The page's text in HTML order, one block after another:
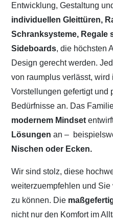
Entwicklung, Gestaltung
individuellen Gleittüren,
Schranksysteme, Regale
Sideboards, die höchsten
Design gerecht werden.
von raumplus verlässt,
Vorstellungen gefertigt und
Bedürfnisse an. Das
modernem Mindset
Lösungen an –
Nischen oder Ecken.
Wir sind stolz, diese
weiterzuempfehlen und
zu können. Die
nicht nur den Komfort im